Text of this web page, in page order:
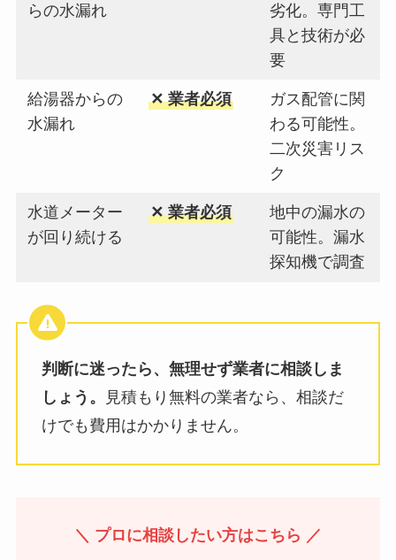
らの水漏れ
劣化。専門工
具と技術が必
要
給湯器からの
水漏れ
✕ 業者必須
ガス配管に関
わる可能性。
二次災害リス
ク
水道メーター
が回り続ける
✕ 業者必須
地中の漏水の
可能性。漏水
探知機で調査
判断に迷ったら、無理せず業者に相談しま
しょう。
見積もり無料の業者なら、相談だ
けでも費用はかかりません。
＼ プロに相談したい方はこちら ／